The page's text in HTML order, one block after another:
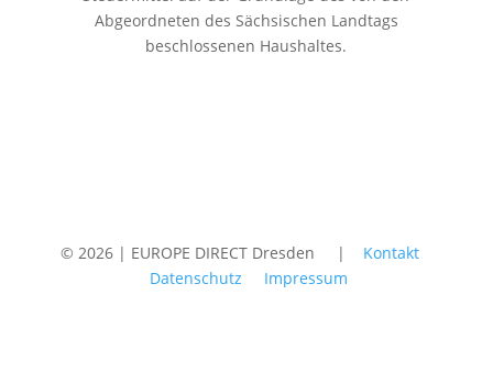
Abgeordneten des Sächsischen Landtags
beschlossenen Haushaltes.
© 2026 | EUROPE DIRECT Dresden | Kontakt
Datenschutz
Impressum